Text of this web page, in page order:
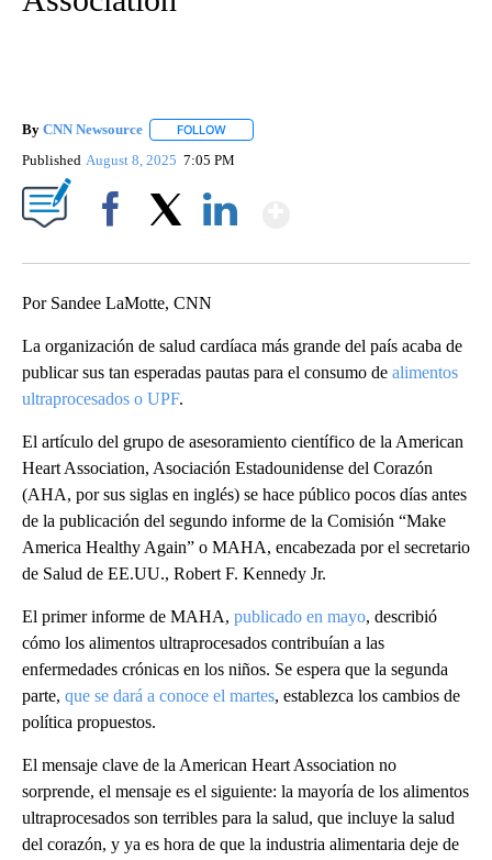
By CNN Newsource FOLLOW
Published August 8, 2025 7:05 PM
Por Sandee LaMotte, CNN
La organización de salud cardíaca más grande del país acaba de
publicar sus tan esperadas pautas para el consumo de alimentos
ultraprocesados o UPF.
El artículo del grupo de asesoramiento científico de la American
Heart Association, Asociación Estadounidense del Corazón
(AHA, por sus siglas en inglés) se hace público pocos días antes
de la publicación del segundo informe de la Comisión “Make
America Healthy Again” o MAHA, encabezada por el secretario
de Salud de EE.UU., Robert F. Kennedy Jr.
El primer informe de MAHA, publicado en mayo, describió
cómo los alimentos ultraprocesados contribuían a las
enfermedades crónicas en los niños. Se espera que la segunda
parte, que se dará a conoce el martes, establezca los cambios de
política propuestos.
El mensaje clave de la American Heart Association no
sorprende, el mensaje es el siguiente: la mayoría de los alimentos
ultraprocesados son terribles para la salud, que incluye la salud
del corazón, y ya es hora de que la industria alimentaria deje de